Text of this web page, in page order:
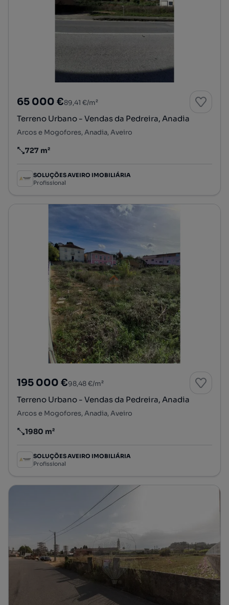
65 000 €89,41 €/m²
Terreno Urbano - Vendas da Pedreira, Anadia
Arcos e Mogofores, Anadia, Aveiro
Preço por metro quadrado
727 m²
SOLUÇÕES AVEIRO IMOBILIÁRIA
Profissional
195 000 €98,48 €/m²
Terreno Urbano - Vendas da Pedreira, Anadia
Arcos e Mogofores, Anadia, Aveiro
Preço por metro quadrado
1980 m²
SOLUÇÕES AVEIRO IMOBILIÁRIA
Profissional